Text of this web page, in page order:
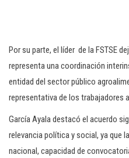
Por su parte, el líder de la FSTSE
representa una coordinación
entidad del sector público
representativa de los trabajadores
García Ayala destacó el acuerdo
relevancia política y social, ya que
nacional, capacidad de